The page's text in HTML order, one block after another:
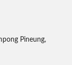
Pineung,